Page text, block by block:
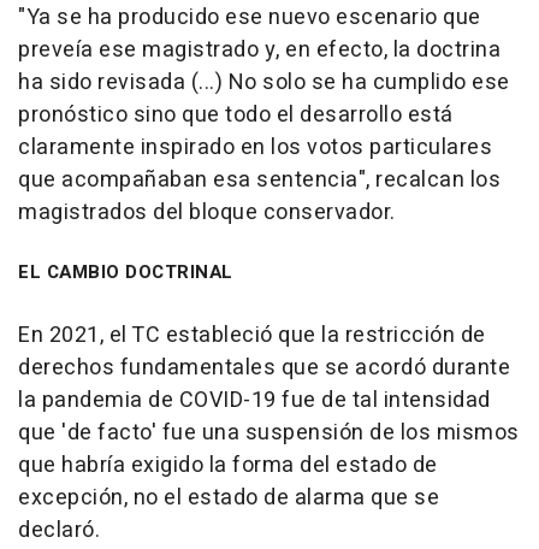
"Ya se ha producido ese nuevo escenario que
preveía ese magistrado y, en efecto, la doctrina
ha sido revisada (...) No solo se ha cumplido ese
pronóstico sino que todo el desarrollo está
claramente inspirado en los votos particulares
que acompañaban esa sentencia", recalcan los
magistrados del bloque conservador.
EL CAMBIO DOCTRINAL
En 2021, el TC estableció que la restricción de
derechos fundamentales que se acordó durante
la pandemia de COVID-19 fue de tal intensidad
que 'de facto' fue una suspensión de los mismos
que habría exigido la forma del estado de
excepción, no el estado de alarma que se
declaró.